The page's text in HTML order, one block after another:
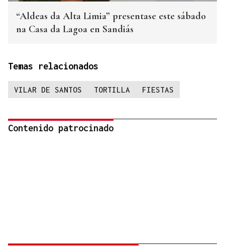
“Aldeas da Alta Limia” presentase este sábado
na Casa da Lagoa en Sandiás
Temas relacionados
VILAR DE SANTOS TORTILLA FIESTAS
Contenido patrocinado